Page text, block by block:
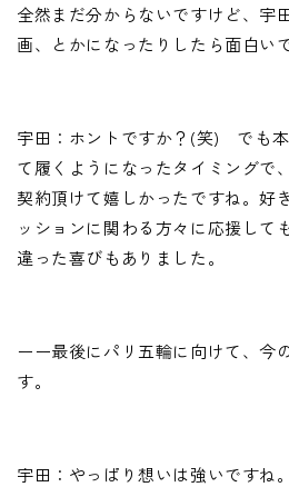
全然まだ分からないですけど、宇
画、とかになったりしたら面白い
宇田：ホントですか？(笑) でも
て履くようになったタイミングで
契約頂けて嬉しかったですね。好
ッションに関わる方々に応援して
違った喜びもありました。
ーー最後にパリ五輪に向けて、今
す。
宇田：やっぱり想いは強いですね